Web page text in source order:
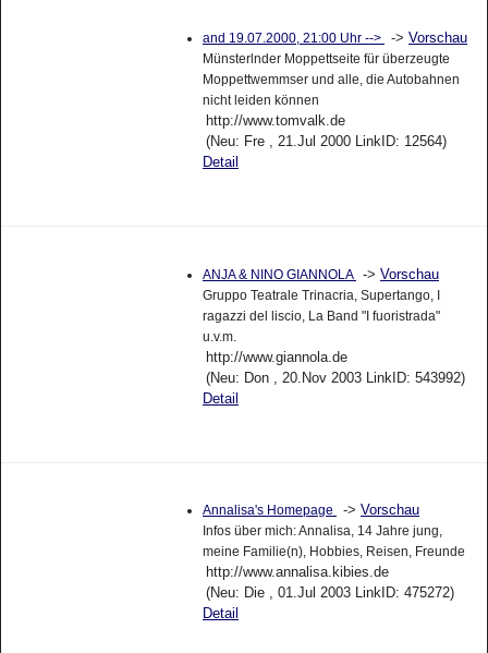
and 19.07.2000, 21:00 Uhr --> -> Vorschau
Münsterlnder Moppettseite für überzeugte
Moppettwemmser und alle, die Autobahnen
nicht leiden können
http://www.tomvalk.de
(Neu: Fre , 21.Jul 2000 LinkID: 12564)
Detail
ANJA & NINO GIANNOLA -> Vorschau
Gruppo Teatrale Trinacria, Supertango, I
ragazzi del liscio, La Band "I fuoristrada"
u.v.m.
http://www.giannola.de
(Neu: Don , 20.Nov 2003 LinkID: 543992)
Detail
Annalisa's Homepage -> Vorschau
Infos über mich: Annalisa, 14 Jahre jung,
meine Familie(n), Hobbies, Reisen, Freunde
http://www.annalisa.kibies.de
(Neu: Die , 01.Jul 2003 LinkID: 475272)
Detail